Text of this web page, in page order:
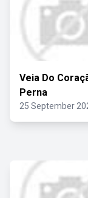
Veia Do
Perna
25 September